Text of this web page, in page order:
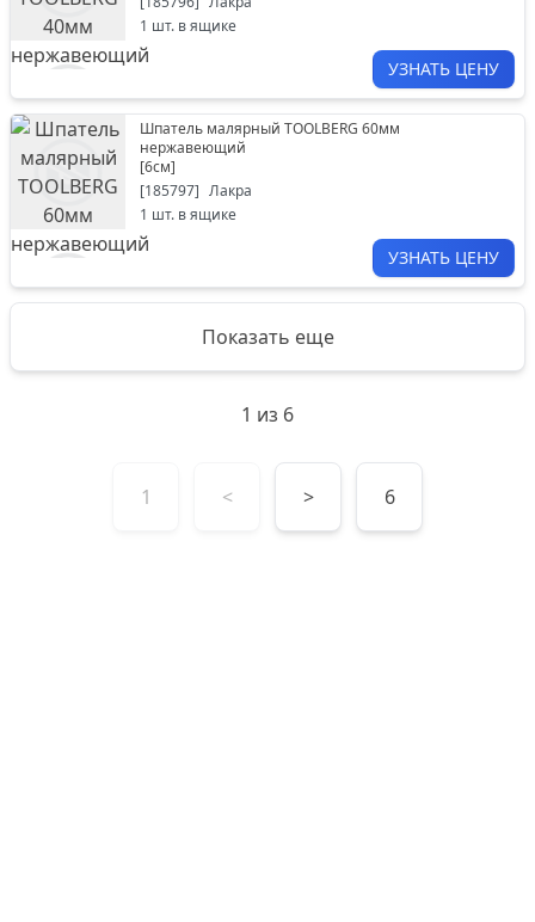
1 шт. в ящике
УЗНАТЬ ЦЕНУ
Шпатель малярный TOOLBERG 60мм
нержавеющий
[6см]
[185797] Лакра
1 шт. в ящике
УЗНАТЬ ЦЕНУ
Показать еще
1 из 6
1 < > 6